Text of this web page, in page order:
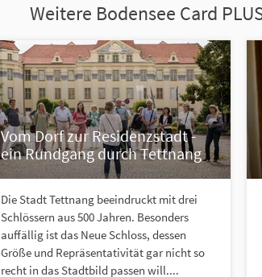
Weitere Bodensee Card
Vom Dorf zur Residenzstadt -
ein Rundgang durch Tettnang
Die Stadt Tettnang beeindruckt mit drei
Schlössern aus 500 Jahren. Besonders
auffällig ist das Neue Schloss, dessen
Größe und Repräsentativität gar nicht so
recht in das Stadtbild passen will....